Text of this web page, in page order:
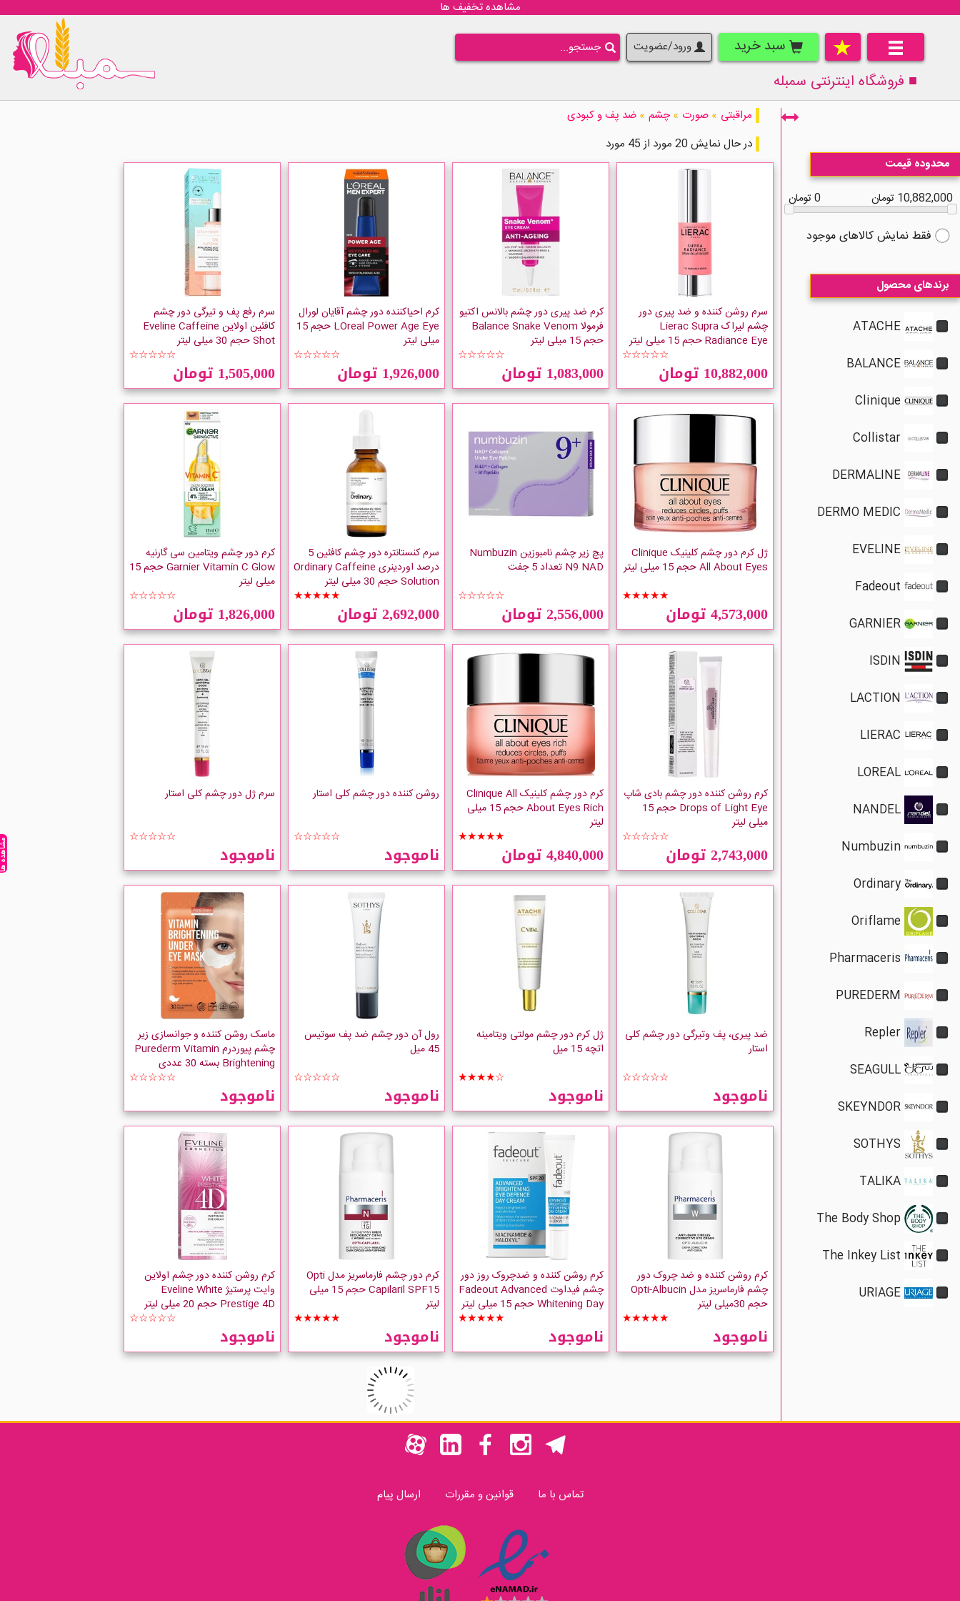
مشاهده تخفیف ها
سبد خرید ورود/عضویت
■ فروشگاه اینترنتی سمبله
محدوده قیمت
10,882,000 تومان
0 تومان
فقط نمایش کالاهای موجود
برندهای محصول
ATACHE
BALANCE
Clinique
Collistar
DERMALINE
DERMO MEDIC
EVELINE
Fadeout
GARNIER
ISDIN
LACTION
LIERAC
LOREAL
NANDEL
Numbuzin
Ordinary
Oriflame
Pharmaceris
PUREDERM
Repler
SEAGULL
SKEYNDOR
SOTHYS
TALIKA
The Body Shop
The Inkey List
URIAGE
مراقبتی » صورت »چشم » ضد پف و کبودی
در حال نمایش 20 مورد از 45 مورد
سرم روشن کننده و ضد پیری دور
چشم لیراک Lierac Supra
Radiance Eye حجم 15 میلی لیتر
☆☆☆☆☆
10,882,000 تومان
کرم ضد پیری دور چشم بالانس اکتیو
فرمولا Balance Snake Venom
حجم 15 میلی لیتر
☆☆☆☆☆
1,083,000 تومان
کرم احیاکننده دور چشم آقایان لورال
LOreal Power Age Eye حجم 15
میلی لیتر
☆☆☆☆☆
1,926,000 تومان
سرم رفع پف و تیرگی دور چشم
کافئین اولاین Eveline Caffeine
Shot حجم 30 میلی لیتر
☆☆☆☆☆
1,505,000 تومان
ژل کرم دور چشم کلینیک Clinique
All About Eyes حجم 15 میلی لیتر
★★★★★
4,573,000 تومان
پچ زیر چشم نامبوزین Numbuzin
N9 NAD تعداد 5 جفت
☆☆☆☆☆
2,556,000 تومان
سرم کنستانتره دور چشم کافئین 5
درصد اوردینری Ordinary Caffeine
Solution حجم 30 میلی لیتر
★★★★★
2,692,000 تومان
کرم دور چشم ویتامین سی گارنیه
Garnier Vitamin C Glow حجم 15
میلی لیتر
☆☆☆☆☆
1,826,000 تومان
کرم روشن کننده دور چشم بادی شاپ
Drops of Light Eye حجم 15
میلی لیتر
☆☆☆☆☆
2,743,000 تومان
کرم دور چشم کلینیک Clinique All
About Eyes Rich حجم 15 میلی
لیتر
★★★★★
4,840,000 تومان
روشن کننده دور چشم کلی استار
☆☆☆☆☆
ناموجود
سرم ژل دور چشم کلی استار
☆☆☆☆☆
ناموجود
ضد پیری، پف وتیرگی دور چشم کلی
استار
☆☆☆☆☆
ناموجود
ژل کرم دور چشم مولتی ویتامینه
اتچه 15 میل
★★★★☆
ناموجود
رول آن دور چشم ضد پف سوتیس
45 میل
☆☆☆☆☆
ناموجود
ماسک روشن کننده و جوانسازی زیر
چشم پیوردرم Purederm Vitamin
Brightening بسته 30 عددی
☆☆☆☆☆
ناموجود
کرم روشن کننده و ضد چروک دور
چشم فارماسریز مدل Opti-Albucin
حجم 30میلی لیتر
★★★★★
ناموجود
کرم روشن کننده و ضدچروک روز دور
چشم فیداوت Fadeout Advanced
Whitening Day حجم 15 میلی لیتر
★★★★★
ناموجود
کرم دور چشم فارماسریز مدل Opti
Capilaril SPF15 حجم 15 میلی
لیتر
★★★★★
ناموجود
کرم روشن کننده دور چشم اولاین
وایت پرستیژ Eveline White
Prestige 4D حجم 20 میلی لیتر
☆☆☆☆☆
ناموجود
تماس با ما قوانین و مقررات ارسال پیام